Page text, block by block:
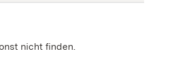
nicht finden.